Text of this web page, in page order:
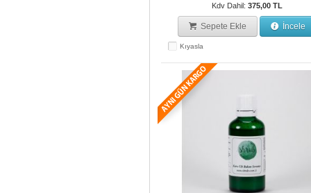
Kdv Dahil: 375,00 TL
Sepete Ekle İncele
Kıyasla